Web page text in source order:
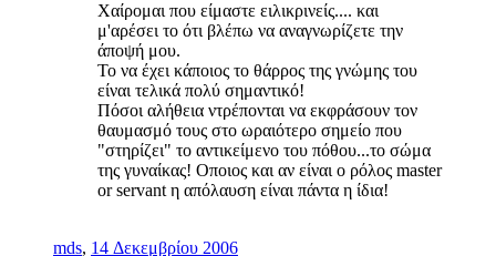
Χαίρομαι που είμαστε ειλικρινείς.... και
μ'αρέσει το ότι βλέπω να αναγνωρίζετε την
άποψή μου.
Το να έχει κάποιος το θάρρος της γνώμης του
είναι τελικά πολύ σημαντικό!
Πόσοι αλήθεια ντρέπονται να εκφράσουν τον
θαυμασμό τους στο ωραιότερο σημείο που
"στηρίζει" το αντικείμενο του πόθου...το σώμα
της γυναίκας! Οποιος και αν είναι ο ρόλος master
or servant η απόλαυση είναι πάντα η ίδια!
mds, 14 Δεκεμβρίου 2006